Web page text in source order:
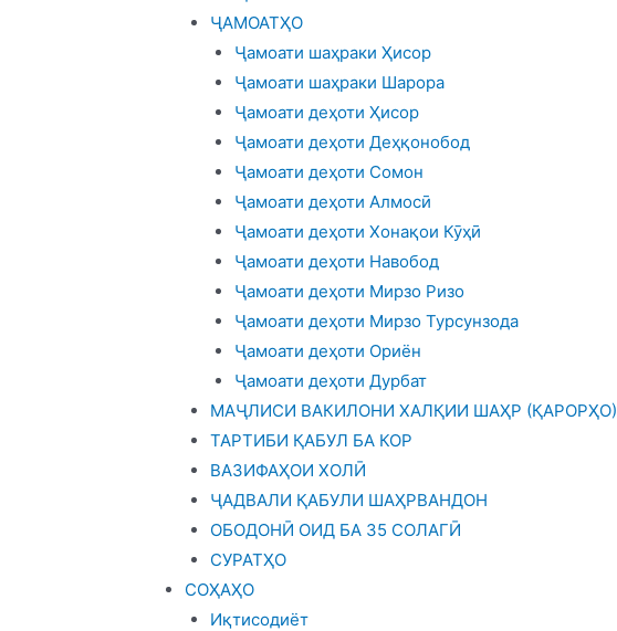
ҶАМОАТҲО
Ҷамоати шаҳраки Ҳисор
Ҷамоати шаҳраки Шарора
Ҷамоати деҳоти Ҳисор
Ҷамоати деҳоти Деҳқонобод
Ҷамоати деҳоти Сомон
Ҷамоати деҳоти Алмосӣ
Ҷамоати деҳоти Хонақои Кӯҳӣ
Ҷамоати деҳоти Навобод
Ҷамоати деҳоти Мирзо Ризо
Ҷамоати деҳоти Мирзо Турсунзода
Ҷамоати деҳоти Ориён
Ҷамоати деҳоти Дурбат
МАҶЛИСИ ВАКИЛОНИ ХАЛҚИИ ШАҲР (ҚАРОРҲО)
ТАРТИБИ ҚАБУЛ БА КОР
ВАЗИФАҲОИ ХОЛӢ
ҶАДВАЛИ ҚАБУЛИ ШАҲРВАНДОН
ОБОДОНӢ ОИД БА 35 СОЛАГӢ
СУРАТҲО
СОҲАҲО
Иқтисодиёт